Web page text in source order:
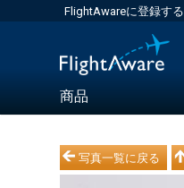
FlightAwareに登録する
商品
写真一覧に戻る